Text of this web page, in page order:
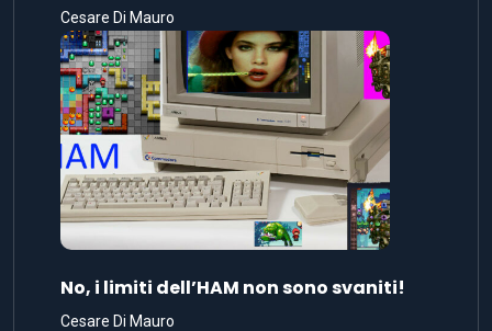
Cesare Di Mauro
No, i limiti dell’HAM non sono svaniti!
Cesare Di Mauro